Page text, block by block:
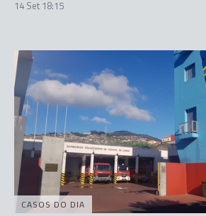
14 Set 18:15
CASOS DO DIA